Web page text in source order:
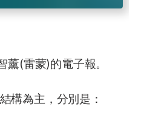
薰(雷蒙)的電子報。
構為主，分別是：